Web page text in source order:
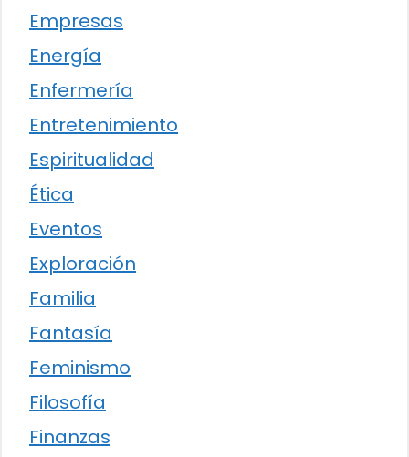
Empresas
Energía
Enfermería
Entretenimiento
Espiritualidad
Ética
Eventos
Exploración
Familia
Fantasía
Feminismo
Filosofía
Finanzas